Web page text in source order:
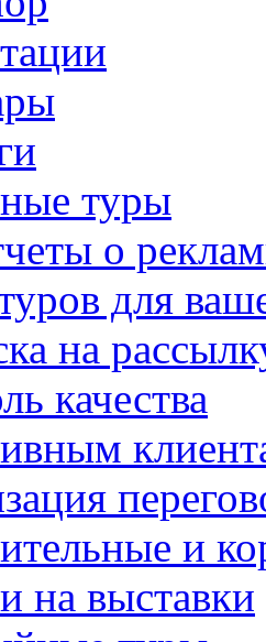
туры
о
для
на
качества
и
на выставки